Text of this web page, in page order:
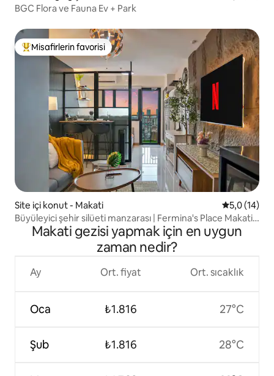
BGC Flora ve Fauna Ev + Park
Misafirlerin favorilerinden en beğenilenler arasında
Misafirlerin favorisi
Site içi konut - Makati 55,0 (14)
Büyüleyici şehir silüeti manzarası | Fermina's Place Makati
CBDMakati gezisi yapmak için en uygun
zaman nedir?
Ay
Oca
Şub
Ort. fiyat
₺1.816
₺1.816
Ort. sıcaklık
27°C
28°C